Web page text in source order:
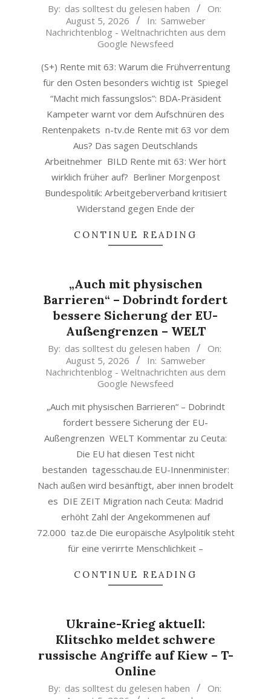
2026-
05
By: das solltest du gelesen haben
On:
August 5, 2026
In: Samweber
Nachrichtenblog - Weltnachrichten aus dem
Google Newsfeed
(S+) Rente mit 63: Warum die Frühverrentung
für den Osten besonders wichtig ist Spiegel
“Macht mich fassungslos”: BDA-Präsident
Kampeter warnt vor dem Aufschnüren des
Rentenpakets n-tv.de Rente mit 63 vor dem
Aus? Das sagen Deutschlands
Arbeitnehmer BILD Rente mit 63: Wer hört
wirklich früher auf? Berliner Morgenpost
Bundespolitik: Arbeitgeberverband kritisiert
Widerstand gegen Ende der
CONTINUE READING
„Auch mit physischen
Barrieren“ – Dobrindt fordert
bessere Sicherung der EU-
Außengrenzen – WELT
2026-
05
By: das solltest du gelesen haben
On:
August 5, 2026
In: Samweber
Nachrichtenblog - Weltnachrichten aus dem
Google Newsfeed
„Auch mit physischen Barrieren“ – Dobrindt
fordert bessere Sicherung der EU-
Außengrenzen WELT Kommentar zu Ceuta:
Die EU hat diesen Test nicht
bestanden tagesschau.de EU-Innenminister:
Nach außen wird besänftigt, aber innen brodelt
es DIE ZEIT Migration nach Ceuta: Madrid
erhöht Zahl der Angekommenen auf
72.000 taz.de Die europäische Asylpolitik steht
für eine verirrte Menschlichkeit –
CONTINUE READING
Ukraine-Krieg aktuell:
Klitschko meldet schwere
russische Angriffe auf Kiew – T-
Online
2026-
By: das solltest du gelesen haben
On: